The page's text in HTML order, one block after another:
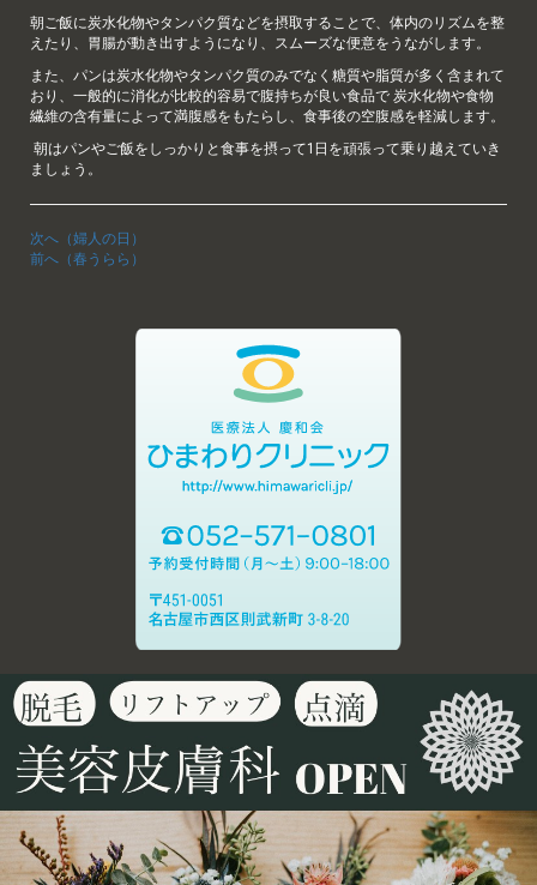
朝ご飯に炭水化物やタンパク質などを摂取することで、体内のリズムを整
えたり、胃腸が動き出すようになり、スムーズな便意をうながします。
また、パンは炭水化物やタンパク質のみでなく糖質や脂質が多く含まれて
おり、一般的に消化が比較的容易で腹持ちが良い食品で 炭水化物や食物
繊維の含有量によって満腹感をもたらし、食事後の空腹感を軽減します。
朝はパンやご飯をしっかりと食事を摂って1日を頑張って乗り越えていき
ましょう。
次へ（婦人の日）
前へ（春うらら）